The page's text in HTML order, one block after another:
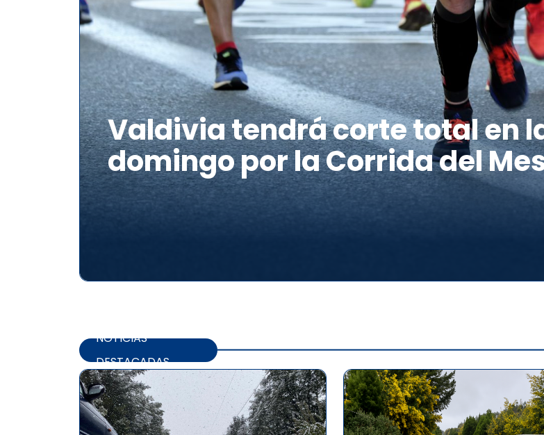
Valdivia tendrá corte total en
domingo por la Corrida del
NOTICIAS
DESTACADAS